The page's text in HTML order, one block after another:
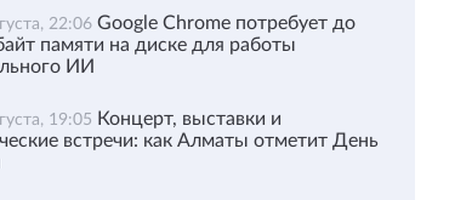
22:06 Google Chrome потребует до
памяти на диске для работы
ИИ
19:05 Концерт, выставки и
встречи: как Алматы отметит День